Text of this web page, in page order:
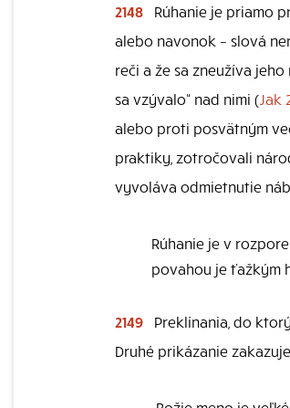
2148
Rúhanie je priamo
alebo navonok – slová
reči a že sa zneužíva
sa vzývalo“ nad nimi ( Jak
alebo proti posvätným
praktiky, zotročovali
vyvoláva odmietnutie
Rúhanie je v
povahou je ťažkým
2149
Preklínania, do
Druhé prikázanie